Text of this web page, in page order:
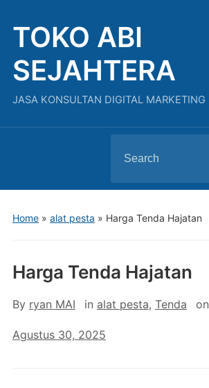
TOKO ABI
SEJAHTERA
JASA KONSULTAN DIGITAL MARKETING
for:
Home» alat pesta » Harga Tenda Hajatan
Harga Tenda Hajatan
By ryan MAI in alat pesta, Tenda on
Agustus 30, 2025